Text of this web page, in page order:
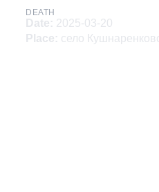
DEATH
Date: 2025-03-20
Place: село